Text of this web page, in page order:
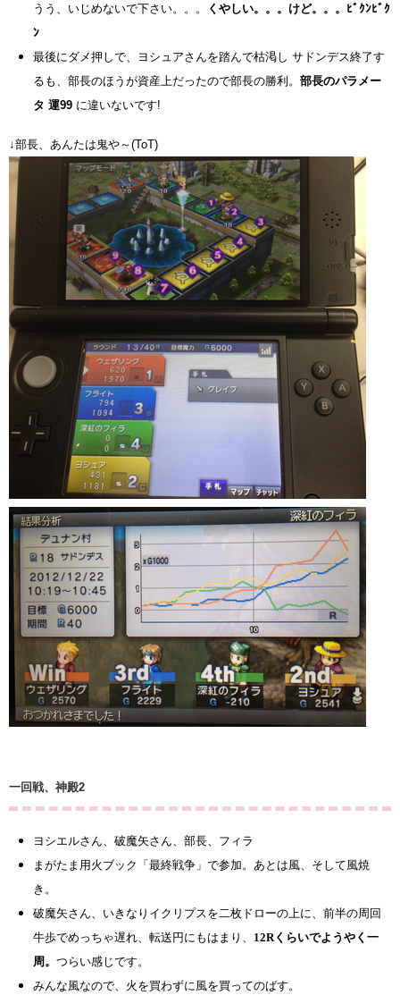
うう、いじめないで下さい。。。
くやしい。。。けど。。。ﾋﾞｸﾝﾋﾞｸ
ﾝ
最後にダメ押しで、ヨシュアさんを踏んで枯渇し サドンデス終了す
るも、部長のほうが資産上だったので部長の勝利。部長のパラメー
タ 運99 に違いないです!
↓部長、あんたは鬼や～(ToT)
一回戦、神殿2
ヨシエルさん、破魔矢さん、部長、フィラ
まがたま用火ブック「最終戦争」で参加。あとは風、そして風焼
き。
破魔矢さん、いきなりイクリプスを二枚ドローの上に、前半の周回
牛歩でめっちゃ遅れ、転送円にもはまり、 12Rくらいでようやく一
周。つらい感じです。
みんな風なので、火を買わずに風を買ってのばす。